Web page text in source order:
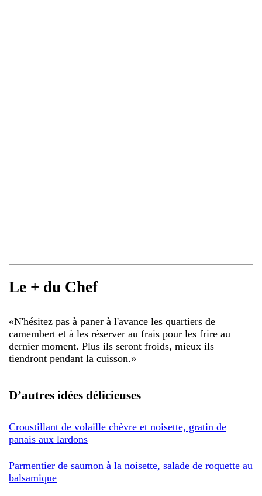
Le + du Chef
«N'hésitez pas à paner à l'avance les quartiers de
camembert et à les réserver au frais pour les frire au
dernier moment. Plus ils seront froids, mieux ils
tiendront pendant la cuisson.»
D’autres idées délicieuses
Croustillant de volaille chèvre et noisette, gratin de
panais aux lardons
Parmentier de saumon à la noisette, salade de roquette au
balsamique